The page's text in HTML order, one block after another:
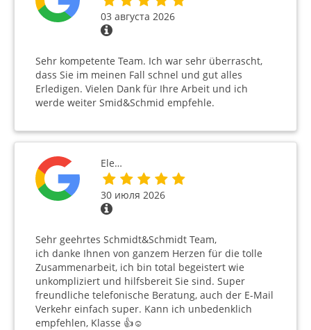
03 августа 2026
Sehr kompetente Team. Ich war sehr überrascht,
dass Sie im meinen Fall schnel und gut alles
Erledigen. Vielen Dank für Ihre Arbeit und ich
werde weiter Smid&Schmid empfehle.
Ele…
30 июля 2026
Sehr geehrtes Schmidt&Schmidt Team,
ich danke Ihnen von ganzem Herzen für die tolle
Zusammenarbeit, ich bin total begeistert wie
unkompliziert und hilfsbereit Sie sind. Super
freundliche telefonische Beratung, auch der E-Mail
Verkehr einfach super. Kann ich unbedenklich
empfehlen, Klasse 👍☺️